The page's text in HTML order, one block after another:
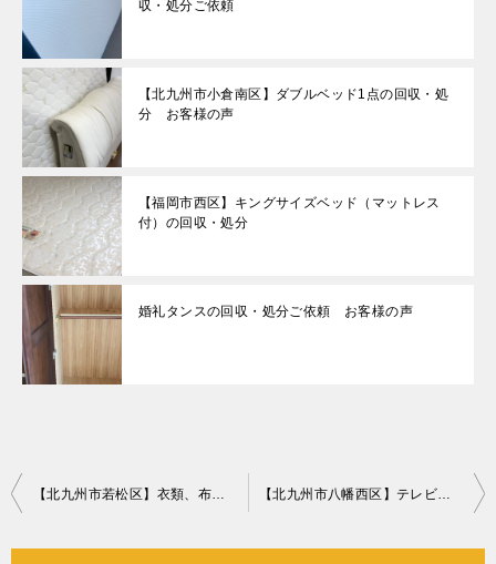
収・処分ご依頼
【北九州市小倉南区】ダブルベッド1点の回収・処
分 お客様の声
【福岡市西区】キングサイズベッド（マットレス
付）の回収・処分
婚礼タンスの回収・処分ご依頼 お客様の声
投
【北九州市若松区】衣類、布団、雑貨などの回収・処分 お客様の声 【北九州市八幡西区】テレビ、洗濯機、電子レンジなどの回収・処分 お客様の声